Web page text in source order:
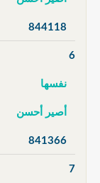
844118
6
نفسها
أصير أحسن
841366
7